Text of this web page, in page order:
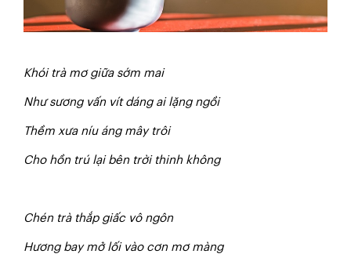
Khói trà mơ giữa sớm mai
Như sương vấn vít dáng ai lặng ngồi
Thềm xưa níu áng mây trôi
Cho hồn trú lại bên trời thinh không
Chén trà thắp giấc vô ngôn
Hương bay mở lối vào cơn mơ màng